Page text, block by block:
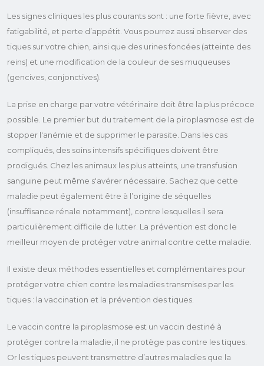
Les signes cliniques les plus courants sont : une forte fièvre, avec
fatigabilité, et perte d’appétit. Vous pourrez aussi observer des
tiques sur votre chien, ainsi que des urines foncées (atteinte des
reins) et une modification de la couleur de ses muqueuses
(gencives, conjonctives).
La prise en charge par votre vétérinaire doit être la plus précoce
possible. Le premier but du traitement de la piroplasmose est de
stopper l'anémie et de supprimer le parasite. Dans les cas
compliqués, des soins intensifs spécifiques doivent être
prodigués. Chez les animaux les plus atteints, une transfusion
sanguine peut même s'avérer nécessaire. Sachez que cette
maladie peut également être à l’origine de séquelles
(insuffisance rénale notamment), contre lesquelles il sera
particulièrement difficile de lutter. La prévention est donc le
meilleur moyen de protéger votre animal contre cette maladie.
Il existe deux méthodes essentielles et complémentaires pour
protéger votre chien contre les maladies transmises par les
tiques : la vaccination et la prévention des tiques.
Le vaccin contre la piroplasmose est un vaccin destiné à
protéger contre la maladie, il ne protège pas contre les tiques.
Or les tiques peuvent transmettre d’autres maladies que la